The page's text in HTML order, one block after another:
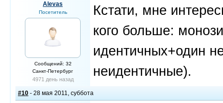
Alevas
Посетитель
Сообщений: 32
Санкт-Петербург
4971 день назад
Кстати, мне
кого больше:
идентичных+один
неидентичные).
#10 - 28 мая 2011, суббота